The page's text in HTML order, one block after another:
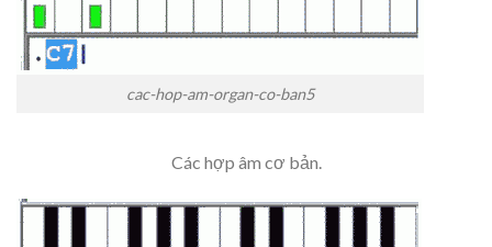
cac-hop-am-organ-co-ban5
Các hợp âm cơ bản.